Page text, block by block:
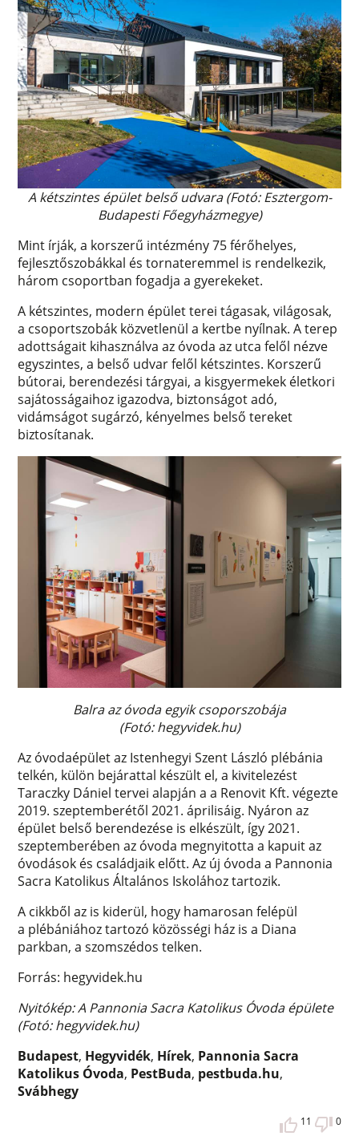
A kétszintes épület belső udvara (Fotó: Esztergom-
Budapesti Főegyházmegye)
Mint írják, a korszerű intézmény 75 férőhelyes,
fejlesztőszobákkal és tornateremmel is rendelkezik,
három csoportban fogadja a gyerekeket.
A kétszintes, modern épület terei tágasak, világosak,
a csoportszobák közvetlenül a kertbe nyílnak. A terep
adottságait kihasználva az óvoda az utca felől nézve
egyszintes, a belső udvar felől kétszintes. Korszerű
bútorai, berendezési tárgyai, a kisgyermekek életkori
sajátosságaihoz igazodva, biztonságot adó,
vidámságot sugárzó, kényelmes belső tereket
biztosítanak.
Balra az óvoda egyik csoporszobája
(Fotó: hegyvidek.hu)
Az óvodaépület az Istenhegyi Szent László plébánia
telkén, külön bejárattal készült el, a kivitelezést
Taraczky Dániel tervei alapján a a Renovit Kft. végezte
2019. szeptemberétől 2021. áprilisáig. Nyáron az
épület belső berendezése is elkészült, így 2021.
szeptemberében az óvoda megnyitotta a kapuit az
óvodások és családjaik előtt. Az új óvoda a Pannonia
Sacra Katolikus Általános Iskolához tartozik.
A cikkből az is kiderül, hogy hamarosan felépül
a plébániához tartozó közösségi ház is a Diana
parkban, a szomszédos telken.
Forrás: hegyvidek.hu
Nyitókép: A Pannonia Sacra Katolikus Óvoda épülete
(Fotó: hegyvidek.hu)
Budapest, Hegyvidék, Hírek, Pannonia Sacra
Katolikus Óvoda, PestBuda, pestbuda.hu,
Svábhegy
11 0